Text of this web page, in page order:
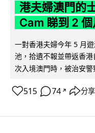
港夫婦澳門的
Cam 睇到 2
一對香港夫婦今年 5 月
池，拾遺不報並帶返香
次入境澳門時，被治安警
515 74 ↗ 分享